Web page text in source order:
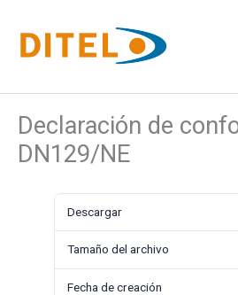
contenido
Declaración de
DN129/NE
Descargar
Tamaño del archivo
Fecha de creación